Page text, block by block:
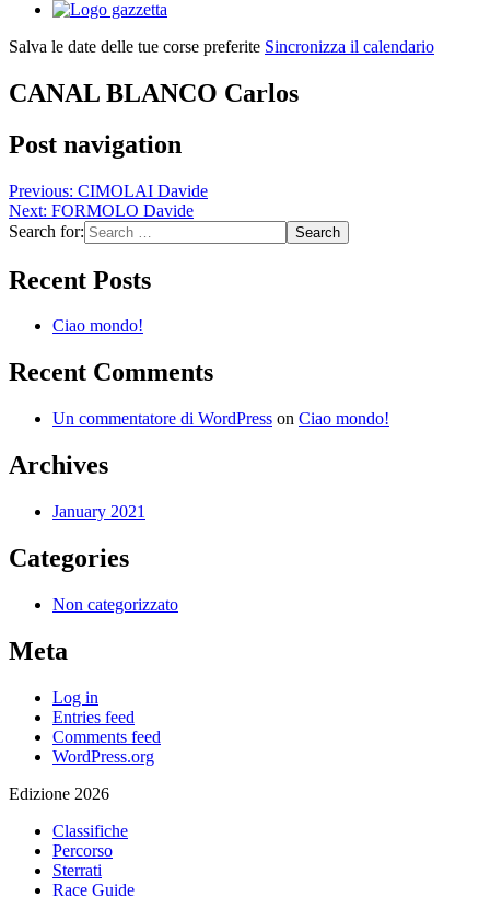
Salva le date delle tue corse preferite Sincronizza il calendario
CANAL BLANCO Carlos
Post navigation
Previous: CIMOLAI Davide
Next: FORMOLO Davide
Search for:
Recent Posts
Ciao mondo!
Recent Comments
Un commentatore di WordPress on Ciao mondo!
Archives
January 2021
Categories
Non categorizzato
Meta
Log in
Entries feed
Comments feed
WordPress.org
Edizione 2026
Classifiche
Percorso
Sterrati
Race Guide